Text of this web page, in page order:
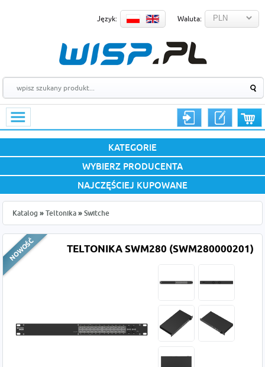
Język: Waluta:
KATEGORIE
WYBIERZ PRODUCENTA
NAJCZĘŚCIEJ KUPOWANE
Katalog » Teltonika » Switche
TELTONIKA SWM280 (SWM280000201)